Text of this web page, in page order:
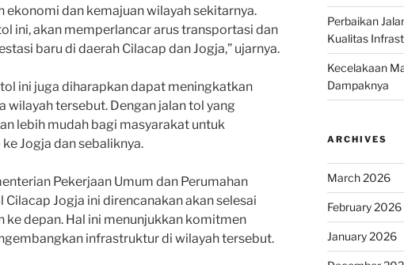
dan kemajuan wilayah sekitarnya.
ini, akan memperlancar arus transportasi dan
baru di daerah Cilacap dan Jogja,” ujarnya.
ini juga diharapkan dapat meningkatkan
wilayah tersebut. Dengan jalan tol yang
lebih mudah bagi masyarakat untuk
Jogja dan sebaliknya.
Pekerjaan Umum dan Perumahan
Cilacap Jogja ini direncanakan akan selesai
ke depan. Hal ini menunjukkan komitmen
infrastruktur di wilayah tersebut.
Perbaikan
Kualitas
Kecelakaan
Dampaknya
ARCHIVES
March 2026
February 2026
January 2026